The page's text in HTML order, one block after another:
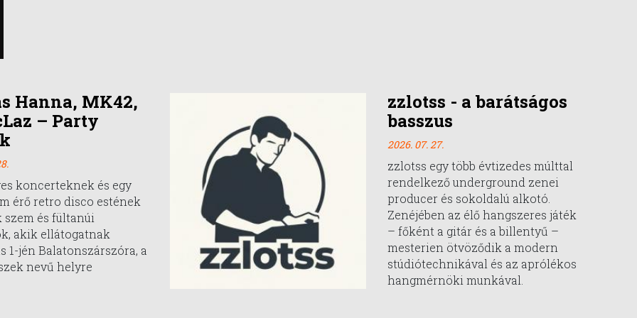
Hanna, MK42,
– Party
koncerteknek és egy
érő retro disco estének
és fültanúi
akik ellátogatnak
1-jén Balatonszárszóra, a
nevű helyre
zzlotss - a barátságos
basszus
2026. 07. 27.
zzlotss egy több évtizedes múlttal
rendelkező underground zenei
producer és sokoldalú alkotó.
Zenéjében az élő hangszeres játék
– főként a gitár és a billentyű –
mesterien ötvöződik a modern
stúdiótechnikával és az aprólékos
hangmérnöki munkával.